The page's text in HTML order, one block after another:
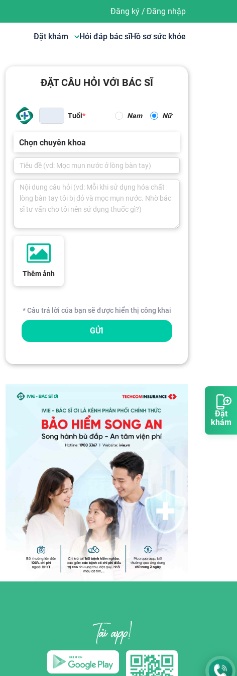
Đặt
khám
Đăng ký/ Đăng nhập
Đặt khám Hỏi đáp bác sĩHồ sơ sức khỏe
ĐẶT CÂU HỎI VỚI BÁC SĨ
Tuổi Nam Nữ
Chọn chuyên khoa
Thêm ảnh
* Câu trả lời của bạn sẽ được hiển thị công khai
GỬI